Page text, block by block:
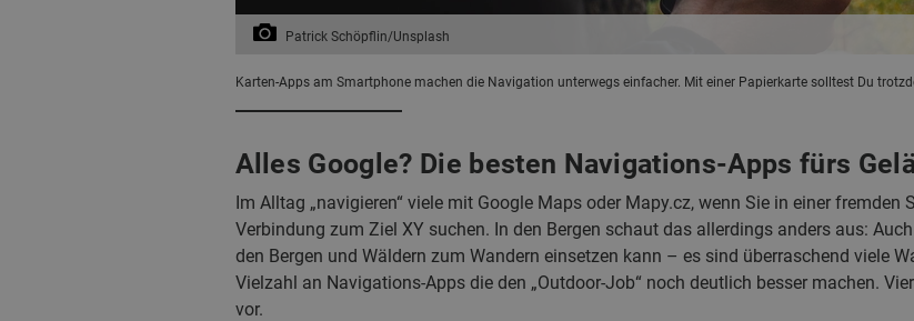
Patrick Schöpflin/Unsplash
Karten-Apps am Smartphone machen die Navigation unterwegs einfacher. Mit einer Papierkarte solltest Du
Alles Google? Die besten Navigations-Apps fürs
Im Alltag „navigieren“ viele mit Google Maps oder Mapy.cz, wenn Sie in einer
Verbindung zum Ziel XY suchen. In den Bergen schaut das allerdings anders aus:
den Bergen und Wäldern zum Wandern einsetzen kann – es sind überraschend viele
Vielzahl an Navigations-Apps die den „Outdoor-Job“ noch deutlich besser machen.
vor.